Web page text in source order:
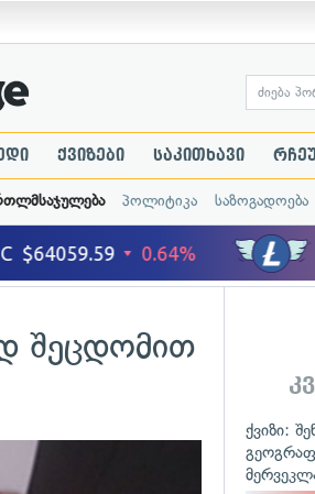
ქვიზები საკითხავი
პოლიტიკა საზოგადოება
შეცდომით
ქვიზი: